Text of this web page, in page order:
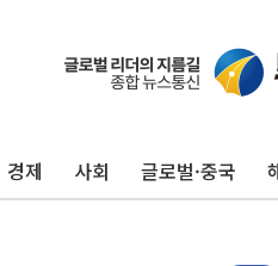
경제 사회 글로벌·중국